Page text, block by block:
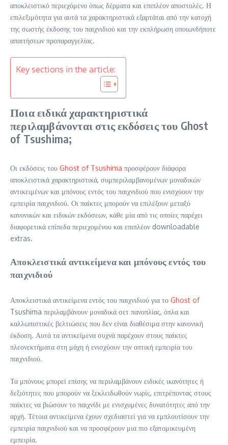
αποκλειστικό περιεχόμενο όπως δέρματα και επιπλέον αποστολές. Η
επιλεξιμότητα για αυτά τα χαρακτηριστικά εξαρτάται από την κατοχή
της σωστής έκδοσης του παιχνιδιού και την εκπλήρωση οποιωνδήποτε
απαιτήσεων προπαραγγελίας.
Key sections in the article:
Ποια ειδικά χαρακτηριστικά
περιλαμβάνονται στις εκδόσεις του Ghost
of Tsushima;
Οι εκδόσεις του Ghost of Tsushima προσφέρουν διάφορα
αποκλειστικά χαρακτηριστικά, συμπεριλαμβανομένων μοναδικών
αντικειμένων και μπόνους εντός του παιχνιδιού που ενισχύουν την
εμπειρία παιχνιδιού. Οι παίκτες μπορούν να επιλέξουν μεταξύ
κανονικών και ειδικών εκδόσεων, κάθε μία από τις οποίες παρέχει
διαφορετικά επίπεδα περιεχομένου και επιπλέον downloadable
extras.
Αποκλειστικά αντικείμενα και μπόνους εντός του
παιχνιδιού
Αποκλειστικά αντικείμενα εντός του παιχνιδιού για το Ghost of
Tsushima περιλαμβάνουν μοναδικά σετ πανοπλίας, όπλα και
καλλωπιστικές βελτιώσεις που δεν είναι διαθέσιμα στην κανονική
έκδοση. Αυτά τα αντικείμενα συχνά παρέχουν στους παίκτες
πλεονεκτήματα στη μάχη ή ενισχύουν την οπτική εμπειρία του
παιχνιδιού.
Τα μπόνους μπορεί επίσης να περιλαμβάνουν ειδικές ικανότητες ή
δεξιότητες που μπορούν να ξεκλειδωθούν νωρίς, επιτρέποντας στους
παίκτες να βιώσουν το παιχνίδι με ενισχυμένες δυνατότητες από την
αρχή. Τέτοια αντικείμενα έχουν σχεδιαστεί για να εμπλουτίσουν την
εμπειρία παιχνιδιού και να προσφέρουν μια πιο εξατομικευμένη
εμπειρία.